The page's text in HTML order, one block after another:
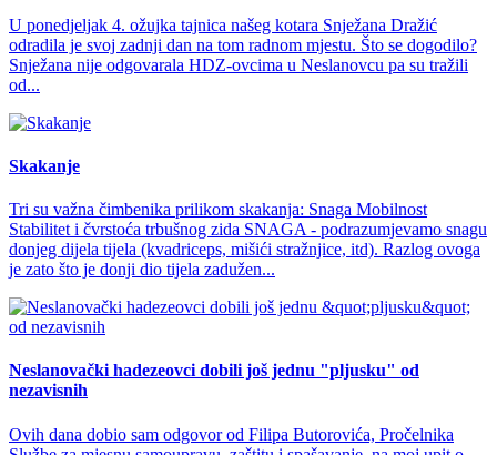
U ponedjeljak 4. ožujka tajnica našeg kotara Snježana Dražić
odradila je svoj zadnji dan na tom radnom mjestu. Što se dogodilo?
Snježana nije odgovarala HDZ-ovcima u Neslanovcu pa su tražili
od...
Skakanje
Tri su važna čimbenika prilikom skakanja: Snaga Mobilnost
Stabilitet i čvrstoća trbušnog zida SNAGA - podrazumjevamo snagu
donjeg dijela tijela (kvadriceps, mišići stražnjice, itd). Razlog ovoga
je zato što je donji dio tijela zadužen...
Neslanovački hadezeovci dobili još jednu "pljusku" od
nezavisnih
Ovih dana dobio sam odgovor od Filipa Butorovića, Pročelnika